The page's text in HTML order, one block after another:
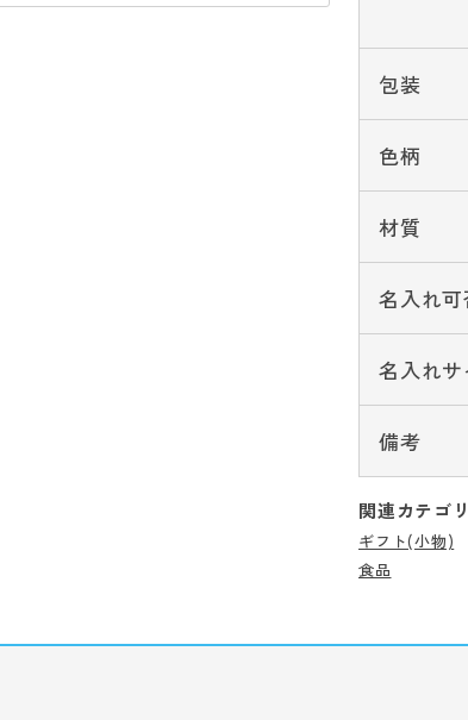
包装
色柄
材質
名入れ
名入れ
備考
関連カテゴ
ギフト(小物)
食品